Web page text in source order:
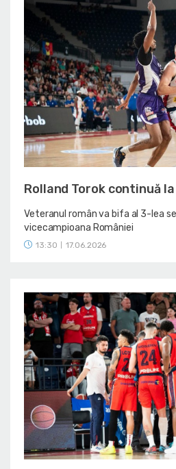
Rolland Torok continuă la
Veteranul român va bifa al 3-lea
vicecampioana României
13:30 17.06.2026